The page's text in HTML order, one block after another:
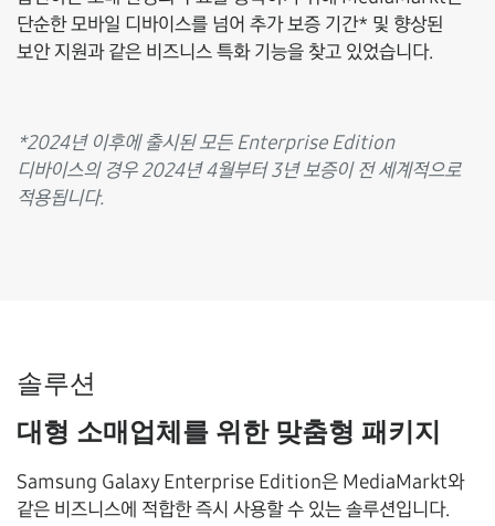
단순한 모바일 디바이스를 넘어 추가 보증 기간* 및 향상된
보안 지원과 같은 비즈니스 특화 기능을 찾고 있었습니다.
*2024년 이후에 출시된 모든 Enterprise Edition
디바이스의 경우 2024년 4월부터 3년 보증이 전 세계적으로
적용됩니다.
솔루션
대형 소매업체를 위한 맞춤형 패키지
Samsung Galaxy Enterprise Edition은 MediaMarkt와
같은 비즈니스에 적합한 즉시 사용할 수 있는 솔루션입니다.